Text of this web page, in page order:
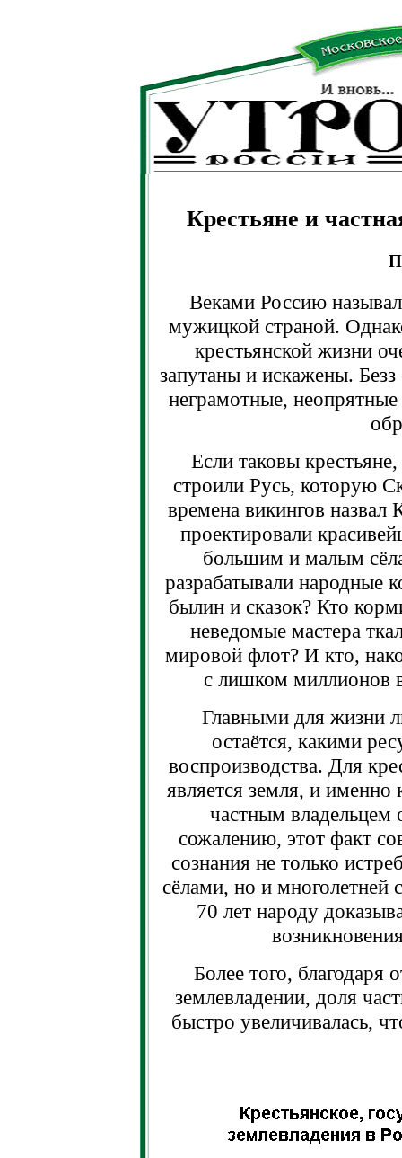
Крестьяне и
Веками Россию
мужицкой страной.
крестьянской жизни
запутаны и искажены.
неграмотные,
Если таковы
строили Русь, которую
времена викингов
проектировали
большим и малым
разрабатывали народные
былин и сказок? Кто
неведомые мастера
мировой флот? И кто,
с лишком миллионов
Главными для жизни
остаётся, какими
воспроизводства. Для
является земля, и
частным владельцем
сожалению, этот факт
сознания не только
сёлами, но и многолетней
70 лет народу
Более того, благодаря
землевладении, доля
быстро увеличивалась,